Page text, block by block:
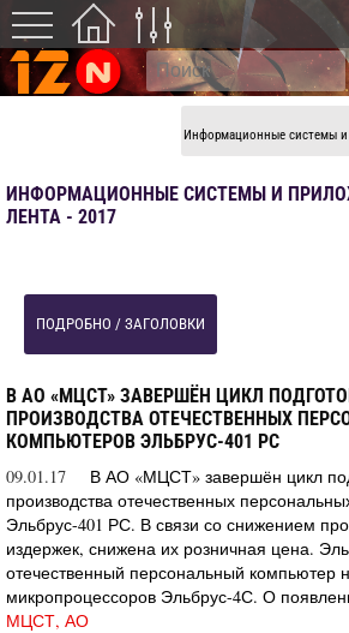
Информационные системы
ИНФОРМАЦИОННЫЕ СИСТЕМЫ И
ЛЕНТА - 2017
ПОДРОБНО / ЗАГОЛОВКИ
В АО «МЦСТ» ЗАВЕРШЁН ЦИКЛ
ПРОИЗВОДСТВА ОТЕЧЕСТВЕННЫХ
КОМПЬЮТЕРОВ ЭЛЬБРУС-401 РС
09.01.17
В АО «МЦСТ» завершён цикл
производства отечественных
Эльбрус-401 РС. В связи со снижением
издержек, снижена их розничная цена.
отечественный персональный компьютер
микропроцессоров Эльбрус-4С. О
МЦСТ, АО